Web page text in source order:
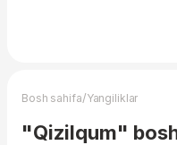
Bosh sahifa/Yangiliklar
"Qizilqum"